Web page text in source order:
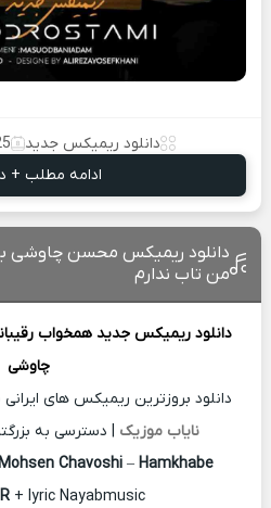
دانلود ریمیکس جدید 25
ادامه مطلب +
دانلود ریمیکس محسن چاوشی
من تاب ندارم
دانلود ریمیکس جدید همخواب
چاوشی
دانلود بروزترین ریمیکس های
نایاب موزیک | دسترسی به
Chavoshi – Hamkhabe
+ lyric Nayabmusic